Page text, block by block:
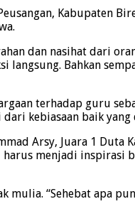
Kabupaten
dan nasihat dari
Bahkan
terhadap guru
kebiasaan baik yang
Arsy, Juara 1
menjadi
“Sehebat apa